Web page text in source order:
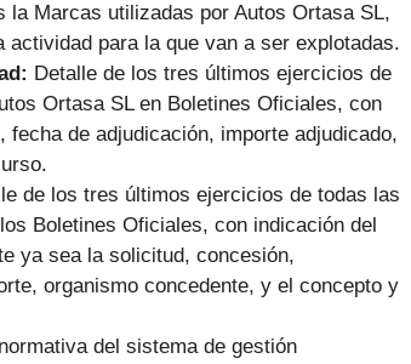
la Marcas utilizadas por Autos Ortasa SL,
para la que van a ser explotadas.
Detalle de los tres últimos ejercicios de
Ortasa SL en Boletines Oficiales, con
de adjudicación, importe adjudicado,
de los tres últimos ejercicios de todas las
Boletines Oficiales, con indicación del
ya sea la solicitud, concesión,
organismo concedente, y el concepto y
del sistema de gestión